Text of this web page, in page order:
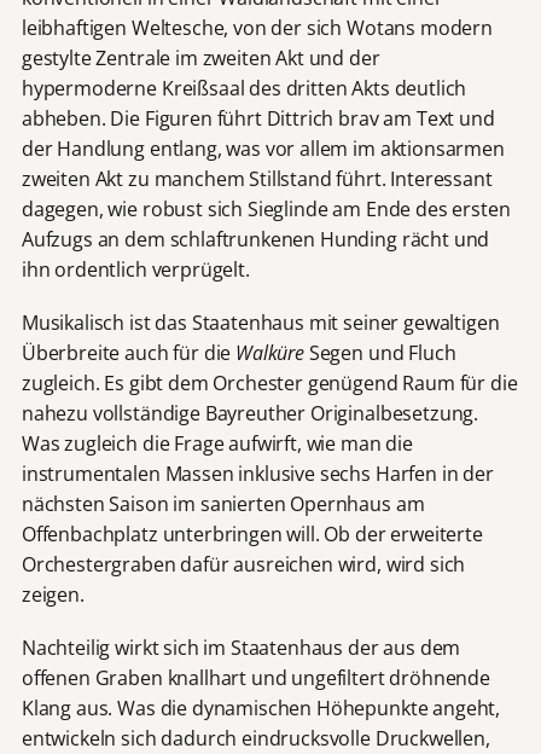
leibhaftigen Weltesche, von der sich Wotans modern
gestylte Zentrale im zweiten Akt und der
hypermoderne Kreißsaal des dritten Akts deutlich
abheben. Die Figuren führt Dittrich brav am Text und
der Handlung entlang, was vor allem im aktionsarmen
zweiten Akt zu manchem Stillstand führt. Interessant
dagegen, wie robust sich Sieglinde am Ende des ersten
Aufzugs an dem schlaftrunkenen Hunding rächt und
ihn ordentlich verprügelt.
Musikalisch ist das Staatenhaus mit seiner gewaltigen
Überbreite auch für die WalküreSegen und Fluch
zugleich. Es gibt dem Orchester genügend Raum für die
nahezu vollständige Bayreuther Originalbesetzung.
Was zugleich die Frage aufwirft, wie man die
instrumentalen Massen inklusive sechs Harfen in der
nächsten Saison im sanierten Opernhaus am
Offenbachplatz unterbringen will. Ob der erweiterte
Orchestergraben dafür ausreichen wird, wird sich
zeigen.
Nachteilig wirkt sich im Staatenhaus der aus dem
offenen Graben knallhart und ungefiltert dröhnende
Klang aus. Was die dynamischen Höhepunkte angeht,
entwickeln sich dadurch eindrucksvolle Druckwellen,